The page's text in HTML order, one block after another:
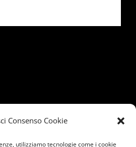
Consenso Cookie
utilizziamo tecnologie come i cookie